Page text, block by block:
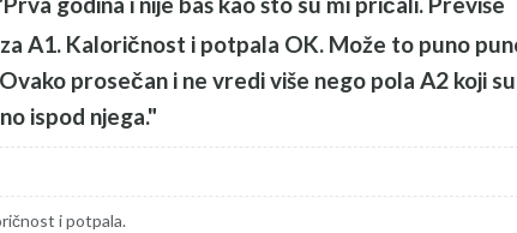
A1. Kaloričnost i potpala OK. Može to puno
prosečan i ne vredi više nego pola A2 koji su
ispod njega."
i potpala.